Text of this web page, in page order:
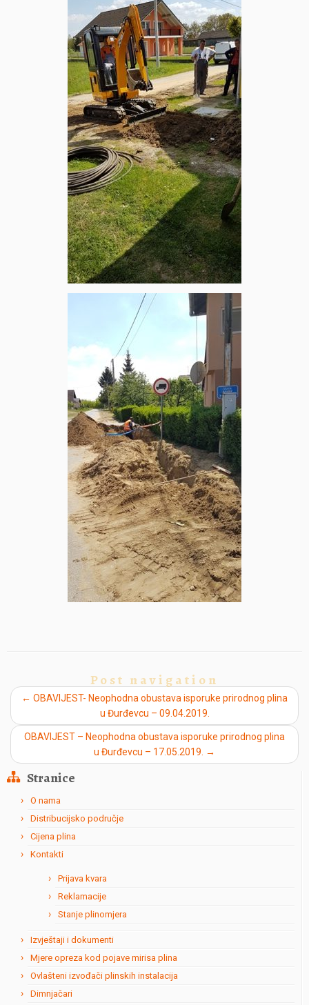
Post navigation
← OBAVIJEST- Neophodna obustava isporuke prirodnog plina
u Đurđevcu – 09.04.2019.
OBAVIJEST – Neophodna obustava isporuke prirodnog plina
u Đurđevcu – 17.05.2019. →
Stranice
O nama
Distribucijsko područje
Cijena plina
Kontakti
Prijava kvara
Reklamacije
Stanje plinomjera
Izvještaji i dokumenti
Mjere opreza kod pojave mirisa plina
Ovlašteni izvođači plinskih instalacija
Dimnjačari